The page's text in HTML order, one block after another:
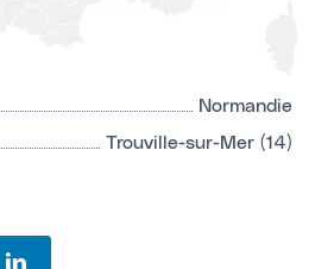
Normandie
Trouville-sur-Mer (14)